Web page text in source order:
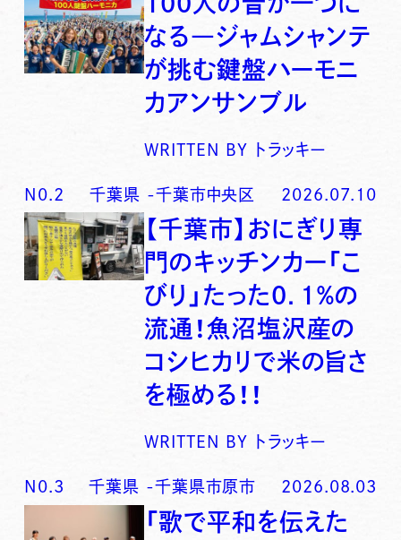
なる―ジャムシャンテ
が挑む鍵盤ハーモニ
カアンサンブル
WRITTEN BY トラッキー
N0. 2 千葉県 -千葉市中央区 2026.07.10
【千葉市】おにぎり専
門のキッチンカー「こ
びり」たった0．1％の
流通！魚沼塩沢産の
コシヒカリで米の旨さ
を極める！！
WRITTEN BY トラッキー
N0. 3 千葉県 -千葉県市原市 2026.08.03
「歌で平和を伝えた